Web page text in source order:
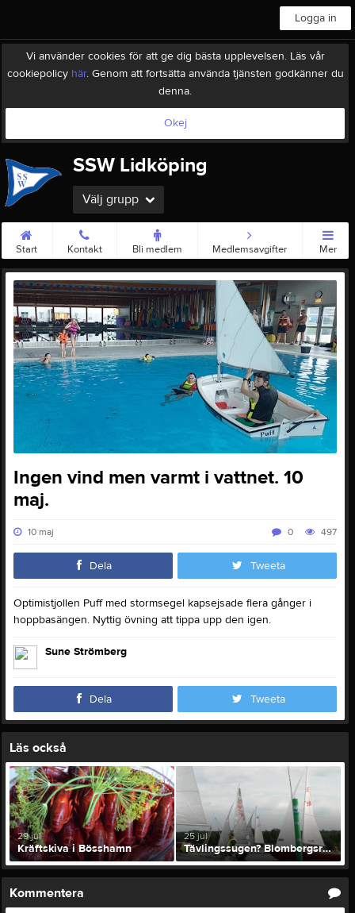
Logga in
Vi använder cookies för att ge dig bästa upplevelsen. Läs vår
cookiepolicy här. Genom att fortsätta använda tjänsten godkänner du
denna.
Okej
SSW Lidköping
Välj grupp
Start Kontakt Bli medlem Medlemsavgifter Mer
Ingen vind men varmt i vattnet. 10
maj.
10 maj 497
0
Dela Tweeta
Optimistjollen Puff med stormsegel kapsejsade flera gånger i
hoppbasängen. Nyttig övning att tippa upp den igen.
Sune Strömberg
Dela Tweeta
Läs också
29 jul
Kräftskiva i Bösshamn
25 jul
Tävlingssugen? Blombergsregattan 1a augusti
Kommentera